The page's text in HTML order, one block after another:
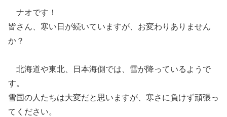
ナオです！
皆さん、寒い日が続いていますが、お変わりありません
か？
北海道や東北、日本海側では、雪が降っているようで
す。
雪国の人たちは大変だと思いますが、寒さに負けず頑張っ
てください。